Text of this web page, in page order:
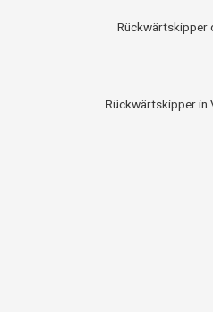
Rückwärtskipper
Rückwärtskipper in